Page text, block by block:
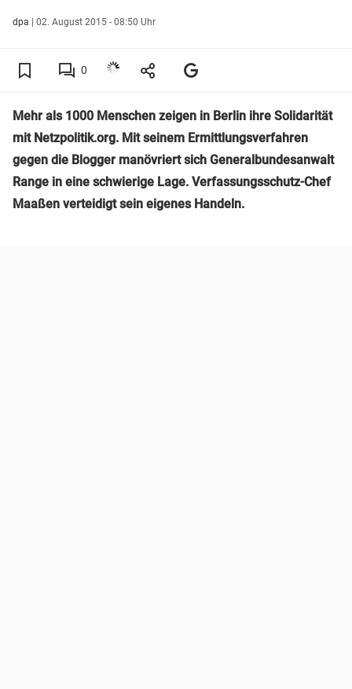
dpa | 02. August 2015 - 08:50 Uhr
0
Mehr als 1000 Menschen zeigen in Berlin ihre Solidarität
mit Netzpolitik.org. Mit seinem Ermittlungsverfahren
gegen die Blogger manövriert sich Generalbundesanwalt
Range in eine schwierige Lage. Verfassungsschutz-Chef
Maaßen verteidigt sein eigenes Handeln.